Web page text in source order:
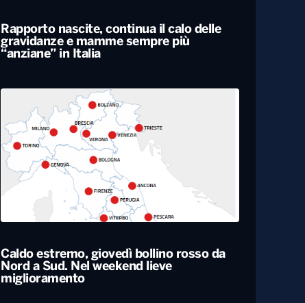
Rapporto nascite, continua il calo delle
gravidanze e mamme sempre più
“anziane” in Italia
Caldo estremo, giovedì bollino rosso da
Nord a Sud. Nel weekend lieve
miglioramento